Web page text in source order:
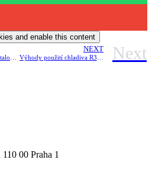
and enable this content
NEXT Next
00 Praha 1